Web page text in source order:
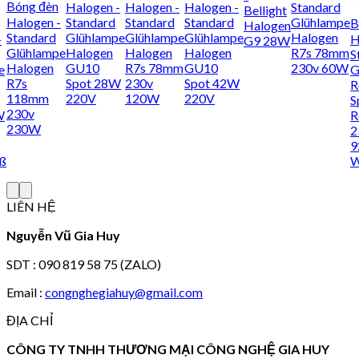
Bóng đèn
Halogen -
Standard
Glühlampe
Halogen
R7s
118mm
230v
230W
Halogen -
Standard
Glühlampe
Halogen
GU10
Spot 28W
220V
Halogen -
Standard
Glühlampe
Halogen
R7s 78mm
230v
120W
Halogen -
Standard
Glühlampe
Halogen
GU10
Spot 42W
220V
Bellight
Halogen
G9 28W
Standard
Glühlampe
Halogen
R7s 78mm
230v 60W
LIÊN HỆ
Nguyễn Vũ Gia Huy
SDT : 090 819 58 75 (ZALO)
Email : congnghegiahuy@gmail.com
ĐỊA CHỈ
CÔNG TY TNHH THƯƠNG MẠI CÔNG NGHỆ GIA HUY